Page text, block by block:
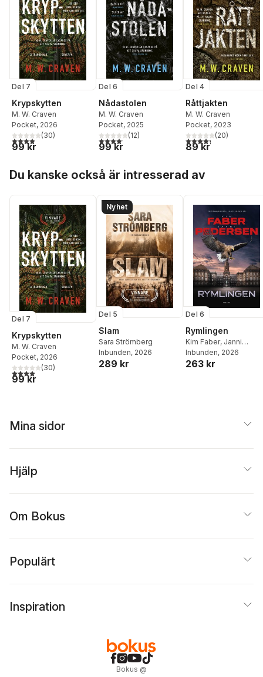
Del 7
Krypskytten
M. W. Craven
Pocket, 2026
4,0utav 5 stjärnor. Totalt antal röster:
(30)
99 kr
Del 6
Nådastolen
M. W. Craven
Pocket, 2025
4,1utav 5 stjärnor. Totalt antal röster:
(12)
99 kr
Del 4
Råttjakten
M. W. Craven
Pocket, 2023
4,3utav 5 stjärnor.
(20)
89 kr
Du kanske också är intresserad av
Del 7
Krypskytten
M. W. Craven
Pocket, 2026
4,0utav 5 stjärnor. Totalt antal röster:
(30)
99 kr
Nyhet
Del 5
Slam
Sara Strömberg
Inbunden, 2026
289 kr
Del 6
Rymlingen
Kim Faber, Janni
Pedersen
Inbunden, 2026
263 kr
Mina sidor
Hjälp
Om Bokus
Populärt
Inspiration
Bokus @